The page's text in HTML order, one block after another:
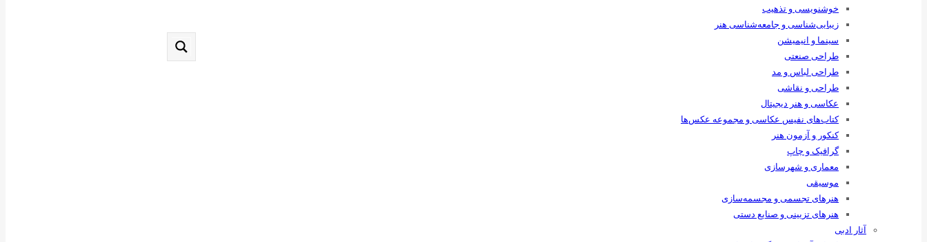
خوشنویسی و تذهیب
زیبایی‌شناسی و جامعه‌شناسی هنر
سینما و انیمیشن
طراحی صنعتی
طراحی لباس و مد
طراحی و نقاشی
عکاسی و هنر دیجیتال
کتاب‌های نفیس عکاسی و مجموعه عکس‌ها
کنکور و آزمون هنر
گرافیک و چاپ
معماری و شهرسازی
موسیقی
هنرهای ‌تجسمی و مجسمه‌سازی
هنرهای تزیینی و صنایع ‌دستی
آثار ادبی